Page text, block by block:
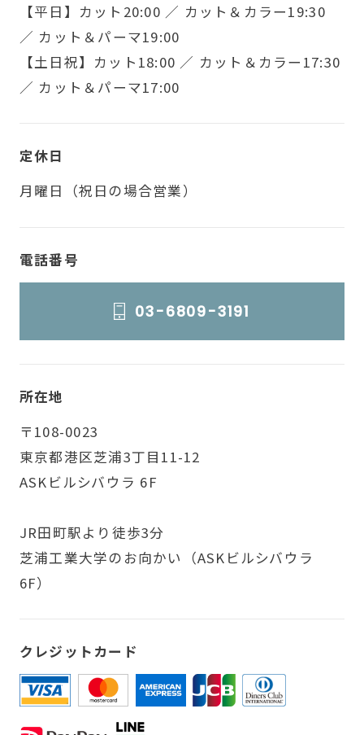
【平日】カット20:00 ／ カット＆カラー19:30
／ カット＆パーマ19:00
【土日祝】カット18:00 ／ カット＆カラー17:30
／ カット＆パーマ17:00
定休日
月曜日（祝日の場合営業）
電話番号
03-6809-3191
所在地
〒108-0023
東京都港区芝浦3丁目11-12
ASKビルシバウラ 6F
JR田町駅より徒歩3分
芝浦工業大学のお向かい（ASKビルシバウラ
6F）
クレジットカード